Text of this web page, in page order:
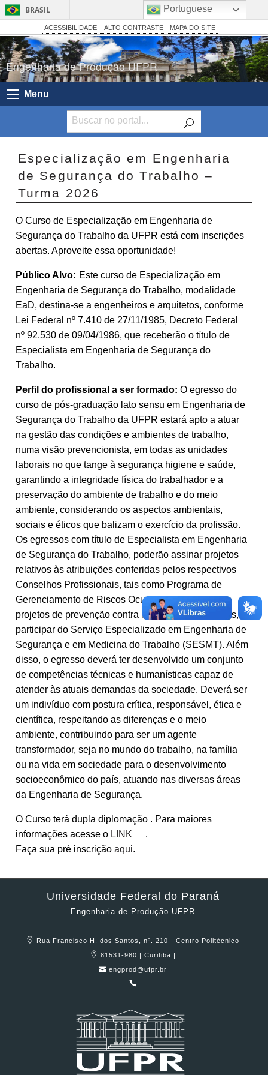
BRASIL
Simplifique!
Comunica BR
Participe
Acesso à informação
Canais
ACESSIBILIDADE ALTO CONTRASTE MAPA DO SITE
Engenharia de Produção UFPR
Menu
Especialização em Engenharia
de Segurança do Trabalho –
Turma 2026
O Curso de Especialização em Engenharia de
Segurança do Trabalho da UFPR está com inscrições
abertas. Aproveite essa oportunidade!
Público Alvo: Este curso de Especialização em
Engenharia de Segurança do Trabalho, modalidade
EaD, destina-se a engenheiros e arquitetos, conforme
Lei Federal nº 7.410 de 27/11/1985, Decreto Federal
nº 92.530 de 09/04/1986, que receberão o título de
Especialista em Engenharia de Segurança do
Trabalho.
Perfil do profissional a ser formado: O egresso do
curso de pós-graduação lato sensu em Engenharia de
Segurança do Trabalho da UFPR estará apto a atuar
na gestão das condições e ambientes de trabalho,
numa visão prevencionista, em todas as unidades
laborais no que tange à segurança higiene e saúde,
garantindo a integridade física do trabalhador e a
preservação do ambiente de trabalho e do meio
ambiente, considerando os aspectos ambientais,
sociais e éticos que balizam o exercício da profissão.
Os egressos com título de Especialista em Engenharia
de Segurança do Trabalho, poderão assinar projetos
relativos às atribuições conferidas pelos respectivos
Conselhos Profissionais, tais como Programa de
Gerenciamento de Riscos Ocupacionais (PGRO) e
projetos de prevenção contra incêndios e explosões, e
participar do Serviço Especializado em Engenharia de
Segurança e em Medicina do Trabalho (SESMT). Além
disso, o egresso deverá ter desenvolvido um conjunto
de competências técnicas e humanísticas capaz de
atender às atuais demandas da sociedade. Deverá ser
um indivíduo com postura crítica, responsável, ética e
científica, respeitando as diferenças e o meio
ambiente, contribuindo para ser um agente
transformador, seja no mundo do trabalho, na família
ou na vida em sociedade para o desenvolvimento
socioeconômico do país, atuando nas diversas áreas
da Engenharia de Segurança.
O Curso terá dupla diplomação . Para maiores
informações acesse o LINK
.
Faça sua pré inscrição aqui.
Universidade Federal do Paraná
Engenharia de Produção UFPR
Rua Francisco H. dos Santos, nº. 210 - Centro Politécnico
81531-980 | Curitiba |
engprod@ufpr.br
Portuguese